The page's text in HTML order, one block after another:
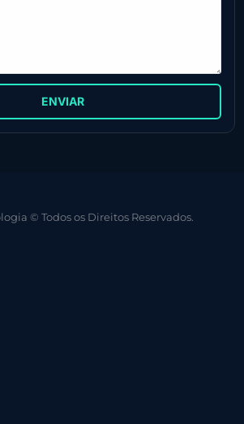
ENVIAR
© Todos os Direitos Reservados.